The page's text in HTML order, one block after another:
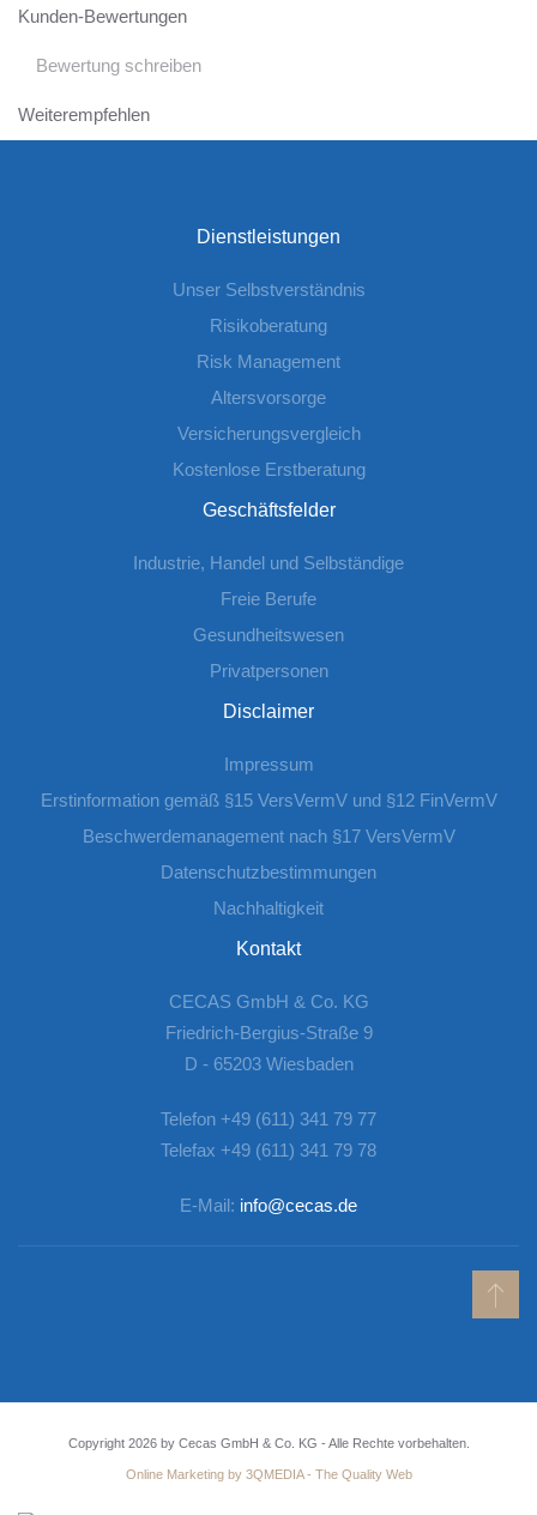
Kunden-Bewertungen
Bewertung schreiben
Weiterempfehlen
Dienstleistungen
Unser Selbstverständnis
Risikoberatung
Risk Management
Altersvorsorge
Versicherungsvergleich
Kostenlose Erstberatung
Geschäftsfelder
Industrie, Handel und Selbständige
Freie Berufe
Gesundheitswesen
Privatpersonen
Disclaimer
Impressum
Erstinformation gemäß §15 VersVermV und §12 FinVermV
Beschwerdemanagement nach §17 VersVermV
Datenschutzbestimmungen
Nachhaltigkeit
Kontakt
CECAS GmbH & Co. KG
Friedrich-Bergius-Straße 9
D - 65203 Wiesbaden
Telefon +49 (611) 341 79 77
Telefax +49 (611) 341 79 78
E-Mail: info@cecas.de
Copyright 2026by Cecas GmbH & Co. KG - Alle Rechte vorbehalten.
Online Marketing by 3QMEDIA - The Quality Web